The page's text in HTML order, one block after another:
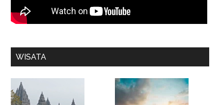
WISATA